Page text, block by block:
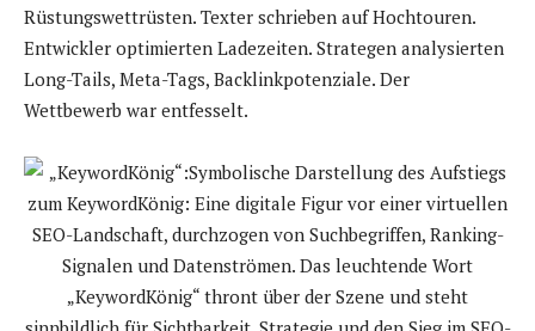
Rüstungswettrüsten. Texter schrieben auf Hochtouren.
Entwickler optimierten Ladezeiten. Strategen analysierten
Long-Tails, Meta-Tags, Backlinkpotenziale. Der
Wettbewerb war entfesselt.